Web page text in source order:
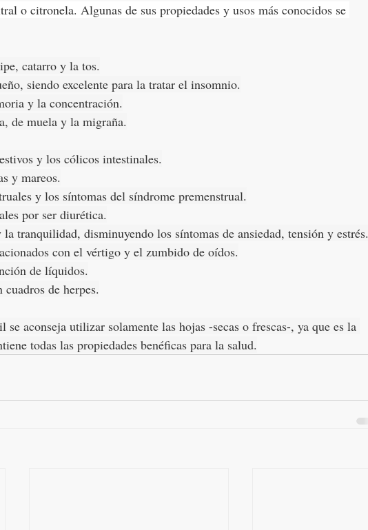
o citronela. Algunas de sus propiedades y usos más conocidos se
catarro y la tos.
siendo excelente para la tratar el insomnio.
y la concentración.
de muela y la migraña.
y los cólicos intestinales.
y mareos.
y los síntomas del síndrome premenstrual.
por ser diurética.
tranquilidad, disminuyendo los síntomas de ansiedad, tensión y estrés.
con el vértigo y el zumbido de oídos.
de líquidos.
de herpes.
se aconseja utilizar solamente las hojas -secas o frescas-, ya que es la
todas las propiedades benéficas para la salud.